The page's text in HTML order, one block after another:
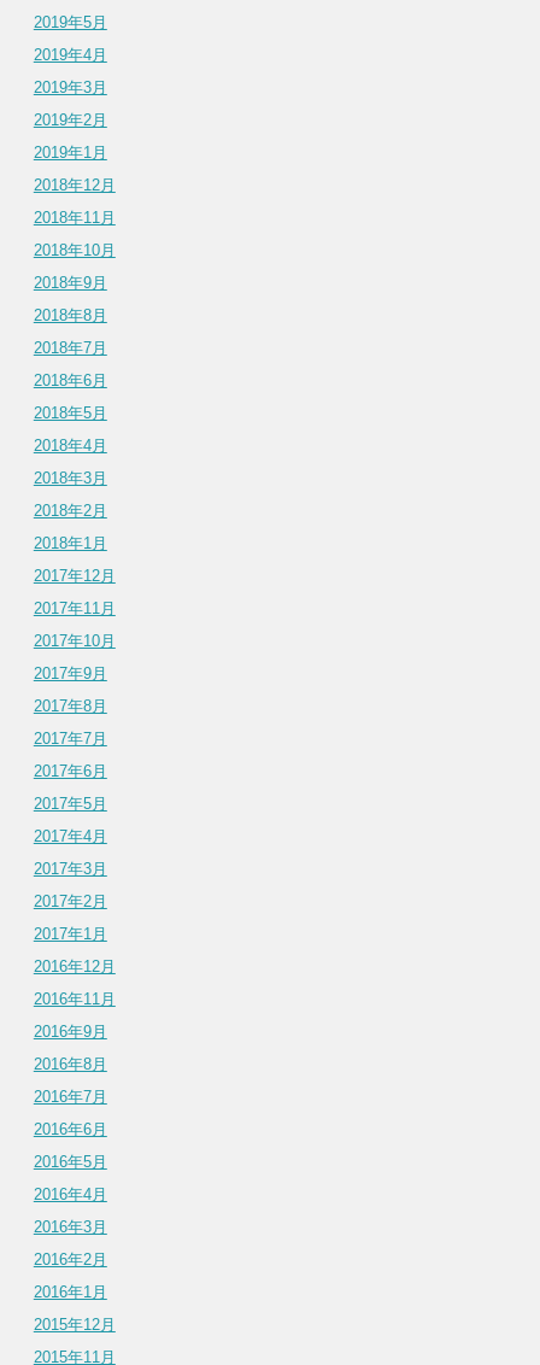
2019年5月
2019年4月
2019年3月
2019年2月
2019年1月
2018年12月
2018年11月
2018年10月
2018年9月
2018年8月
2018年7月
2018年6月
2018年5月
2018年4月
2018年3月
2018年2月
2018年1月
2017年12月
2017年11月
2017年10月
2017年9月
2017年8月
2017年7月
2017年6月
2017年5月
2017年4月
2017年3月
2017年2月
2017年1月
2016年12月
2016年11月
2016年9月
2016年8月
2016年7月
2016年6月
2016年5月
2016年4月
2016年3月
2016年2月
2016年1月
2015年12月
2015年11月